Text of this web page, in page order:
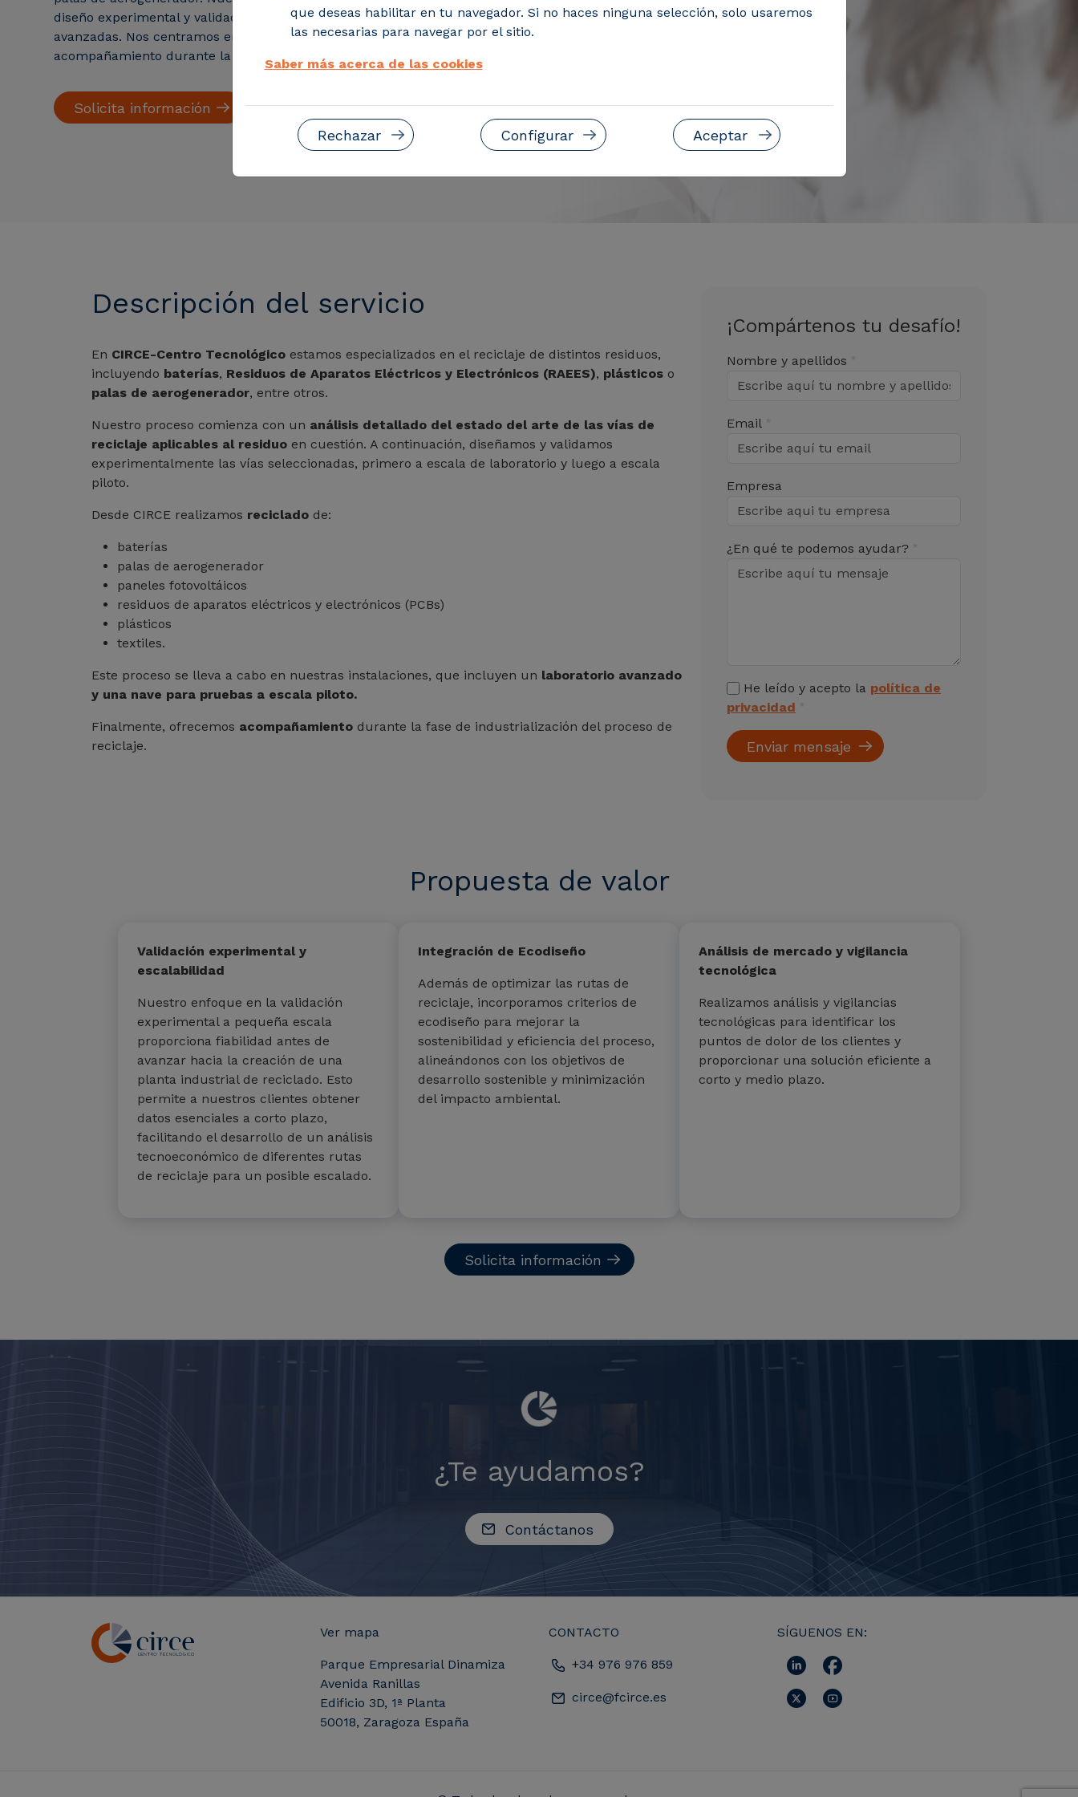
diseño experimental y validación en nuestras instalaciones
avanzadas. Nos centramos en la escalabilidad y ofrecemos
acompañamiento durante la industrialización.
Solicita información
Descripción del servicio
En CIRCE-Centro Tecnológico estamos especializados en el reciclaje de distintos residuos,
incluyendo baterías, Residuos de Aparatos Eléctricos y Electrónicos (RAEES), plásticos o
palas de aerogenerador, entre otros.
Nuestro proceso comienza con un análisis detallado del estado del arte de las vías de
reciclaje aplicables al residuo en cuestión. A continuación, diseñamos y validamos
experimentalmente las vías seleccionadas, primero a escala de laboratorio y luego a escala
piloto.
Desde CIRCE realizamos reciclado de:
baterías
palas de aerogenerador
paneles fotovoltáicos
residuos de aparatos eléctricos y electrónicos (PCBs)
plásticos
textiles.
Este proceso se lleva a cabo en nuestras instalaciones, que incluyen un laboratorio avanzado
y una nave para pruebas a escala piloto.
Finalmente, ofrecemos acompañamiento durante la fase de industrialización del proceso de
reciclaje.
¡Compártenos tu desafío!
Nombre y apellidos
Email
Empresa
¿En qué te podemos ayudar?
He leído y acepto la política de
privacidad
Propuesta de valor
Validación experimental y
escalabilidad
Nuestro enfoque en la validación
experimental a pequeña escala
proporciona fiabilidad antes de
avanzar hacia la creación de una
planta industrial de reciclado. Esto
permite a nuestros clientes obtener
datos esenciales a corto plazo,
facilitando el desarrollo de un análisis
tecnoeconómico de diferentes rutas
de reciclaje para un posible escalado.
Integración de Ecodiseño
Además de optimizar las rutas de
reciclaje, incorporamos criterios de
ecodiseño para mejorar la
sostenibilidad y eficiencia del proceso,
alineándonos con los objetivos de
desarrollo sostenible y minimización
del impacto ambiental.
Análisis de mercado y vigilancia
tecnológica
Realizamos análisis y vigilancias
tecnológicas para identificar los
puntos de dolor de los clientes y
proporcionar una solución eficiente a
corto y medio plazo.
Solicita información
¿Te ayudamos?
Contáctanos
Ver mapa
Parque Empresarial Dinamiza
Avenida Ranillas
Edificio 3D, 1ª Planta
50018, Zaragoza España
CONTACTO
+34 976 976 859
circe@fcirce.es
SÍGUENOS EN:
que deseas habilitar en tu navegador. Si no haces ninguna selección, solo usaremos
las necesarias para navegar por el sitio.
Saber más acerca de las cookies
Rechazar Configurar Aceptar